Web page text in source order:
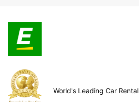
World's Leading Car